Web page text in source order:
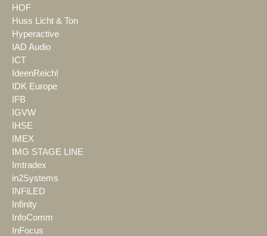
HOF
Huss Licht & Ton
Hyperactive
IAD Audio
ICT
IdeenReich!
IDK Europe
IFB
IGVW
IHSE
IMEX
IMG STAGE LINE
Imtradex
in2Systems
INFiLED
Infinity
InfoComm
InFocus